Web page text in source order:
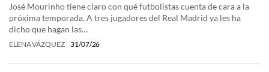
José Mourinho tiene claro con qué futbolistas cuenta de cara a la
próxima temporada. A tres jugadores del Real Madrid ya les ha
dicho que hagan las…
ELENA VÁZQUEZ 31/07/26